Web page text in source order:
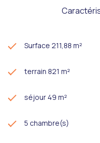
Surface 211,88 m²
terrain 821 m²
séjour 49 m²
5 chambre(s)